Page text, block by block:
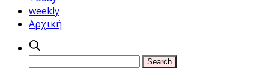
weekly
Αρχική